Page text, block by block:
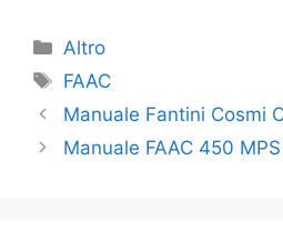
Categorie
Altro
Tag
FAAC
Manuale Fantini Cosmi
Manuale FAAC 450 MPS